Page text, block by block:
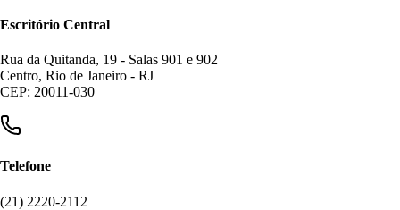
Escritório Central
Rua da Quitanda, 19 - Salas 901 e 902
Centro, Rio de Janeiro - RJ
CEP: 20011-030
Telefone
(21) 2220-2112